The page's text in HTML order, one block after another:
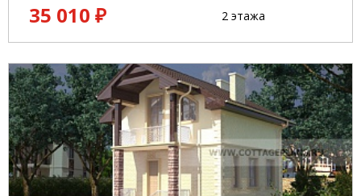
35 010 ₽
2 этажа